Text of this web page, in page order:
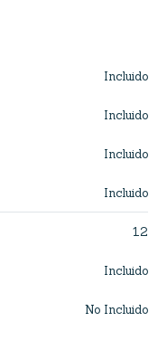
Incluido
Incluido
Incluido
Incluido
12
Incluido
No Incluido